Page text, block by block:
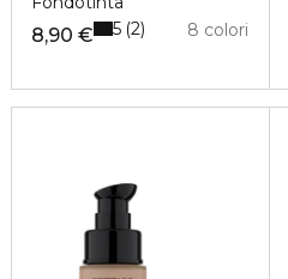
8,90 € 8 colori
5 2